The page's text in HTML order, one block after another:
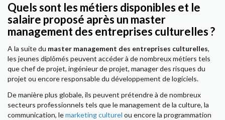
Quels sont les métiers disponibles et le
salaire proposé après un master
management des entreprises culturelles ?
A la suite du master management des entreprises culturelles,
les jeunes diplômés peuvent accéder à de nombreux métiers tels
que chef de projet, ingénieur de projet, manager des risques du
projet ou encore responsable du développement de logiciels.
De manière plus globale, ils peuvent prétendre à de nombreux
secteurs professionnels tels que le management de la culture, la
communication, lemarketing culturel ou encore la programmation